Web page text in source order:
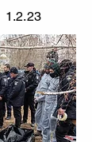
1.2.23